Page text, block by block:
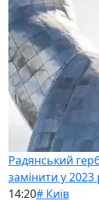
Радянський
замінити у 2023
14:20# Київ